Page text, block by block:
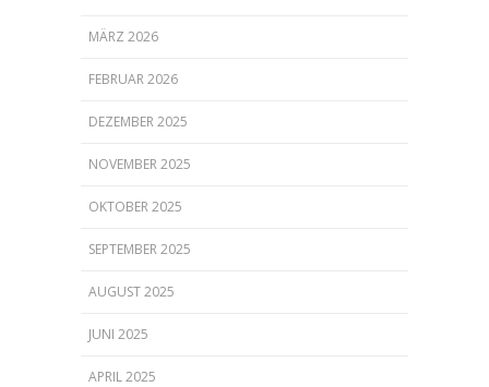
MÄRZ 2026
FEBRUAR 2026
DEZEMBER 2025
NOVEMBER 2025
OKTOBER 2025
SEPTEMBER 2025
AUGUST 2025
JUNI 2025
APRIL 2025